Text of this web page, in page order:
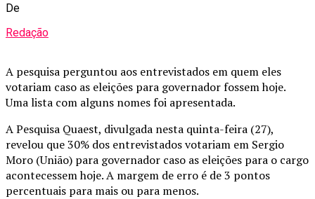
De
Redação
A pesquisa perguntou aos entrevistados em quem eles
votariam caso as eleições para governador fossem hoje.
Uma lista com alguns nomes foi apresentada.
A Pesquisa Quaest, divulgada nesta quinta-feira (27),
revelou que 30% dos entrevistados votariam em Sergio
Moro (União) para governador caso as eleições para o cargo
acontecessem hoje. A margem de erro é de 3 pontos
percentuais para mais ou para menos.